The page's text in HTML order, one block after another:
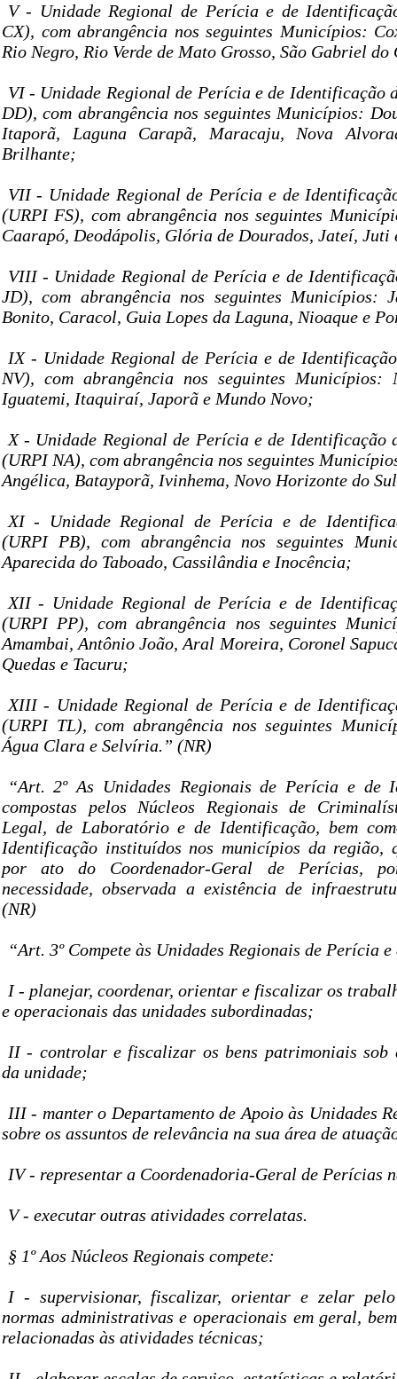
V - Unidade Regional de Perícia e de
CX), com abrangência nos seguintes Municípios:
Rio Negro, Rio Verde de Mato Grosso, São Gabriel do
VI - Unidade Regional de Perícia e de Identificação
DD), com abrangência nos seguintes Municípios:
Itaporã, Laguna Carapã, Maracaju, Nova
Brilhante;
VII - Unidade Regional de Perícia e de
(URPI FS), com abrangência nos seguintes
Caarapó, Deodápolis, Glória de Dourados, Jateí, Juti
VIII - Unidade Regional de Perícia e de
JD), com abrangência nos seguintes Municípios:
Bonito, Caracol, Guia Lopes da Laguna, Nioaque e
IX - Unidade Regional de Perícia e de
NV), com abrangência nos seguintes Municípios:
Iguatemi, Itaquiraí, Japorã e Mundo Novo;
X - Unidade Regional de Perícia e de Identificação
(URPI NA), com abrangência nos seguintes
Angélica, Batayporã, Ivinhema, Novo Horizonte do
XI - Unidade Regional de Perícia e de
(URPI PB), com abrangência nos seguintes
Aparecida do Taboado, Cassilândia e Inocência;
XII - Unidade Regional de Perícia e de
(URPI PP), com abrangência nos seguintes
Amambai, Antônio João, Aral Moreira, Coronel
Quedas e Tacuru;
XIII - Unidade Regional de Perícia e de
(URPI TL), com abrangência nos seguintes
Água Clara e Selvíria.” (NR)
“Art. 2º As Unidades Regionais de Perícia e de
compostas pelos Núcleos Regionais de
Legal, de Laboratório e de Identificação, bem
Identificação instituídos nos municípios da região,
por ato do Coordenador-Geral de Perícias,
necessidade, observada a existência de
(NR)
“Art. 3º Compete às Unidades Regionais de Perícia
I - planejar, coordenar, orientar e fiscalizar os
e operacionais das unidades subordinadas;
II - controlar e fiscalizar os bens patrimoniais sob
da unidade;
III - manter o Departamento de Apoio às Unidades
sobre os assuntos de relevância na sua área de
IV - representar a Coordenadoria-Geral de Perícias
V - executar outras atividades correlatas.
§ 1º Aos Núcleos Regionais compete:
I - supervisionar, fiscalizar, orientar e zelar pelo
normas administrativas e operacionais em geral,
relacionadas às atividades técnicas;